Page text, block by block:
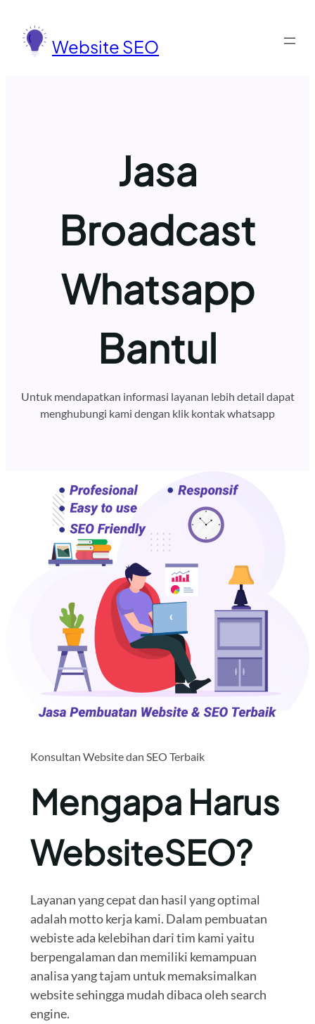
konten
Website SEO
Jasa
Broadcast
Whatsapp
Bantul
Untuk mendapatkan informasi layanan lebih detail dapat
menghubungi kami dengan klik kontak whatsapp
Konsultan Website dan SEO Terbaik
Mengapa Harus
WebsiteSEO?
Layanan yang cepat dan hasil yang optimal
adalah motto kerja kami. Dalam pembuatan
webiste ada kelebihan dari tim kami yaitu
berpengalaman dan memiliki kemampuan
analisa yang tajam untuk memaksimalkan
website sehingga mudah dibaca oleh search
engine.